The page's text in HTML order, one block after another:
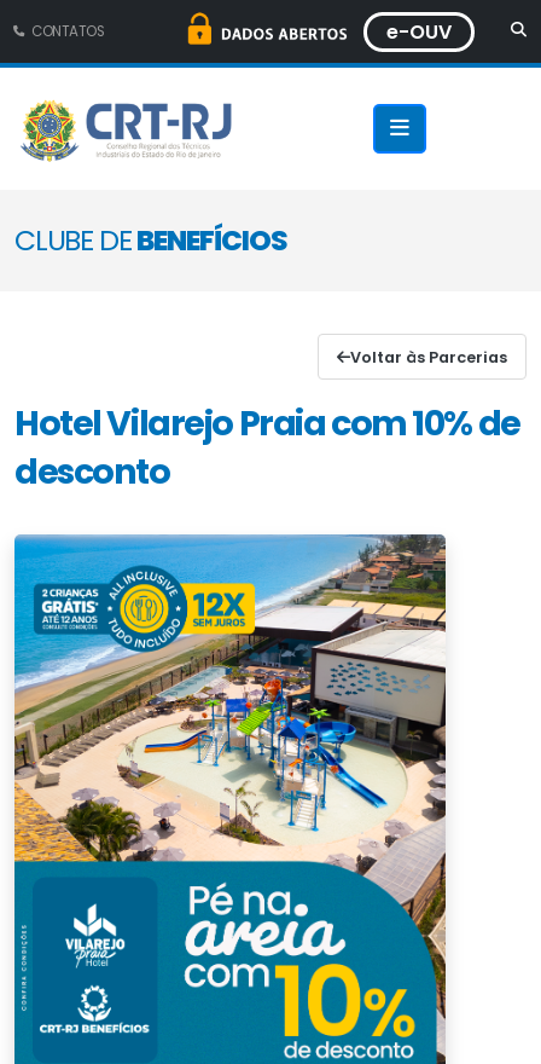
CONTATOS e-OUV
CLUBE DEBENEFÍCIOS
Voltar às Parcerias
Hotel Vilarejo Praia com 10% de
desconto